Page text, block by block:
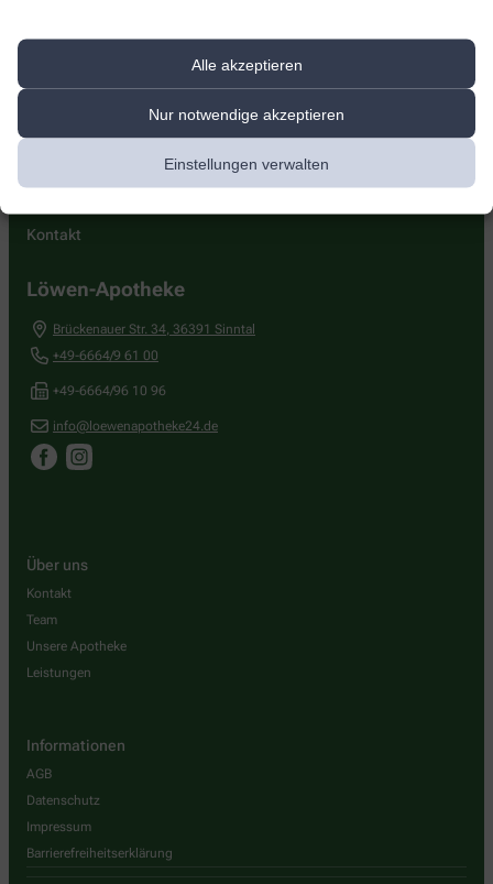
Alle akzeptieren
Nur notwendige akzeptieren
Einstellungen verwalten
Wir heißen Sie in unserer Apotheke herzlich Willkommen!
Kontakt
Löwen-Apotheke
Brückenauer Str. 34, 36391 Sinntal
+49-6664/9 61 00
+49-6664/96 10 96
info@loewenapotheke24.de
Über uns
Kontakt
Team
Unsere Apotheke
Leistungen
Informationen
AGB
Datenschutz
Impressum
Barrierefreiheitserklärung